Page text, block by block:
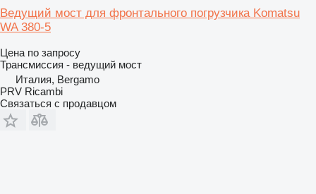
Ведущий мост для фронтального погрузчика Komatsu
WA 380-5
Цена по запросу
Трансмиссия - ведущий мост
Италия, Bergamo
PRV Ricambi
Связаться с продавцом